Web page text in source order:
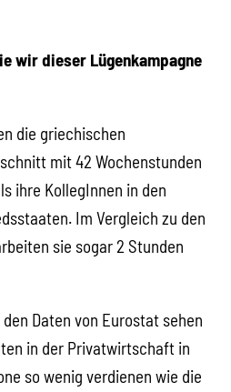
wir dieser Lügenkampagne
die griechischen
mit 42 Wochenstunden
ihre KollegInnen in den
Im Vergleich zu den
sie sogar 2 Stunden
Daten von Eurostat sehen
in der Privatwirtschaft in
so wenig verdienen wie die